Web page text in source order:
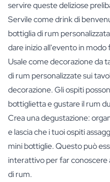
servire queste deliziose
Servile come drink di
bottiglia di rum
dare inizio all'evento in modo
Usale come decorazione da
di rum personalizzate sui
decorazione. Gli ospiti
bottiglietta e gustare il rum
Crea una degustazione:
e lascia che i tuoi ospiti
mini bottiglie. Questo può
interattivo per far conoscere
di rum.